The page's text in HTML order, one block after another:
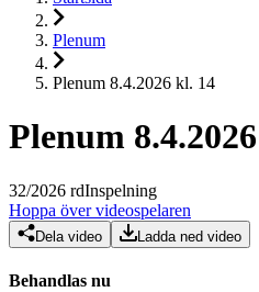
Plenum
Plenum 8.4.2026 kl. 14
Plenum
32/2026 rdInspelning
Hoppa över videospelaren
Dela video Ladda ned video
Behandlas nu